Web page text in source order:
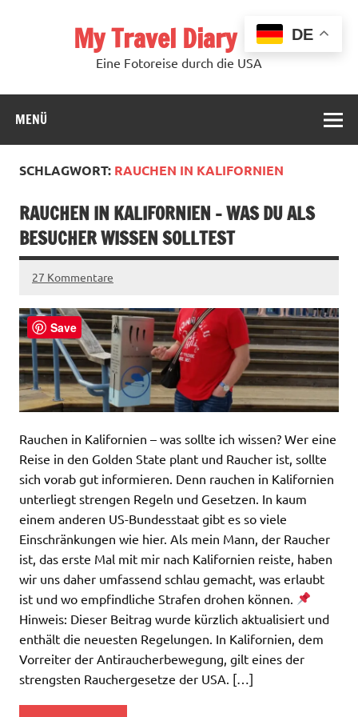
My Travel Diary USA
Eine Fotoreise durch die USA
MENÜ
SCHLAGWORT: RAUCHEN IN KALIFORNIEN
RAUCHEN IN KALIFORNIEN – WAS DU ALS
BESUCHER WISSEN SOLLTEST
27 Kommentare
Rauchen in Kalifornien – was sollte ich wissen? Wer eine
Reise in den Golden State plant und Raucher ist, sollte
sich vorab gut informieren. Denn rauchen in Kalifornien
unterliegt strengen Regeln und Gesetzen. In kaum
einem anderen US-Bundesstaat gibt es so viele
Einschränkungen wie hier. Als mein Mann, der Raucher
ist, das erste Mal mit mir nach Kalifornien reiste, haben
wir uns daher umfassend schlau gemacht, was erlaubt
ist und wo empfindliche Strafen drohen können.
Hinweis: Dieser Beitrag wurde kürzlich aktualisiert und
enthält die neuesten Regelungen. In Kalifornien, dem
Vorreiter der Antiraucherbewegung, gilt eines der
strengsten Rauchergesetze der USA. […]
DE
Save